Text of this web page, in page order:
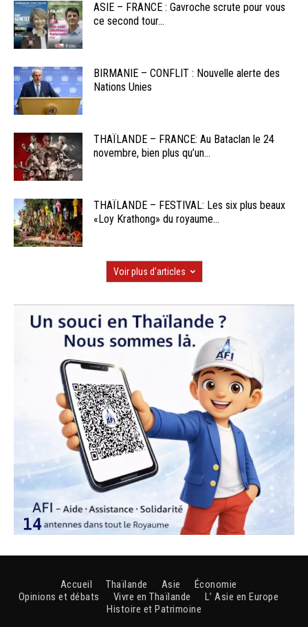
ASIE – FRANCE : Gavroche scrute pour vous
ce second tour...
BIRMANIE – CONFLIT : Nouvelle alerte des
Nations Unies
THAÏLANDE – FRANCE: Au Bataclan le 24
novembre, bien plus qu’un...
THAÏLANDE – FESTIVAL: Les six plus beaux
«Loy Krathong» du royaume...
Voir plus d'articles
Accueil Thaïlande Asie
Économie
Opinions et débats
Vivre en Thaïlande
L’ Asie en Europe
Histoire et Patrimoine